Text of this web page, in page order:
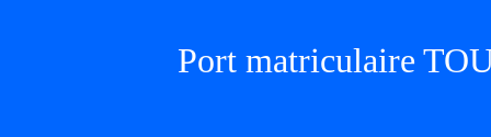
Port matriculaire